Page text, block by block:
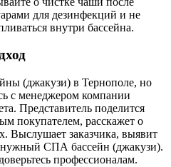
для дезинфекций и не
внутри бассейна.
(джакузи) в Тернополе, но
с менеджером компании
Представитель поделится
покупателем, расскажет о
Выслушает заказчика, выявит
нужный СПА бассейн (джакузи).
профессионалам.